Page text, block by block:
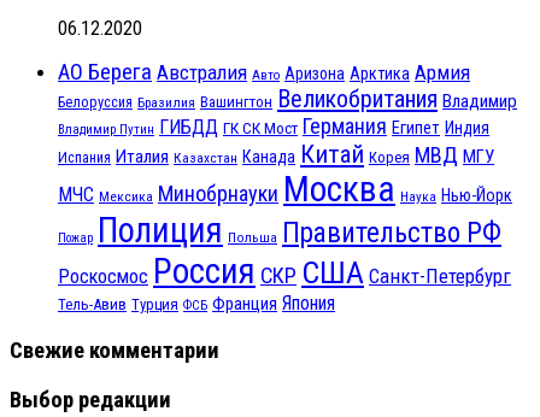
06.12.2020
АО Берега Австралия Авто Аризона Арктика Армия
Белоруссия Бразилия Вашингтон Великобритания Владимир
Владимир Путин ГИБДД ГК СК Мост Германия Египет Индия
Испания Италия Казахстан Канада Китай Корея МВД МГУ
МЧС Мексика Минобрнауки Москва Наука Нью-Йорк
Пожар Полиция Польша Правительство РФ
Роскосмос Россия СКР США Санкт-Петербург
Тель-Авив Турция ФСБ Франция Япония
Свежие комментарии
Выбор редакции